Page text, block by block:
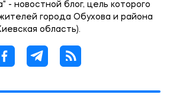
- новостной блог, цель которого
города Обухова и района
область).